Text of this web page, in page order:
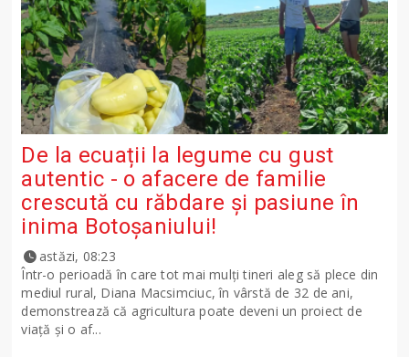
De la ecuații la legume cu gust
autentic - o afacere de familie
crescută cu răbdare și pasiune în
inima Botoșaniului!
astăzi, 08:23
Într-o perioadă în care tot mai mulți tineri aleg să plece din
mediul rural, Diana Macsimciuc, în vârstă de 32 de ani,
demonstrează că agricultura poate deveni un proiect de
viață și o af...